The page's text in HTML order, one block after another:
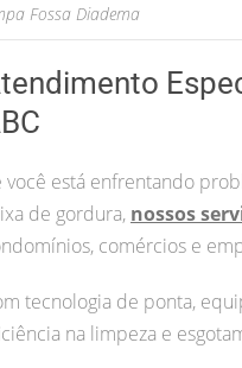
Fossa Diadema
você está enfrentando
de gordura, nossos
comércios e
tecnologia de ponta,
na limpeza e